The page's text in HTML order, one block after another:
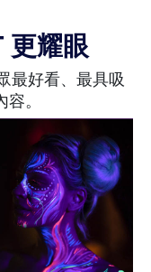
耀眼
最好看、最具吸
。